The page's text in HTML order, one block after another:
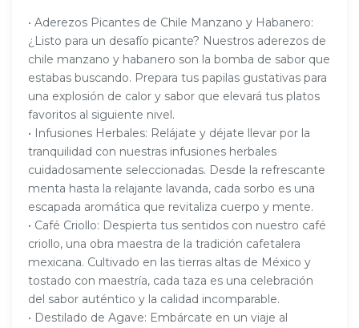
• Aderezos Picantes de Chile Manzano y Habanero:
¿Listo para un desafío picante? Nuestros aderezos de
chile manzano y habanero son la bomba de sabor que
estabas buscando. Prepara tus papilas gustativas para
una explosión de calor y sabor que elevará tus platos
favoritos al siguiente nivel.
• Infusiones Herbales: Relájate y déjate llevar por la
tranquilidad con nuestras infusiones herbales
cuidadosamente seleccionadas. Desde la refrescante
menta hasta la relajante lavanda, cada sorbo es una
escapada aromática que revitaliza cuerpo y mente.
• Café Criollo: Despierta tus sentidos con nuestro café
criollo, una obra maestra de la tradición cafetalera
mexicana. Cultivado en las tierras altas de México y
tostado con maestría, cada taza es una celebración
del sabor auténtico y la calidad incomparable.
• Destilado de Agave: Embárcate en un viaje al